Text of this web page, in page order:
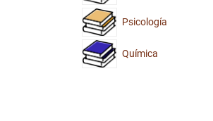
Psicología
Química